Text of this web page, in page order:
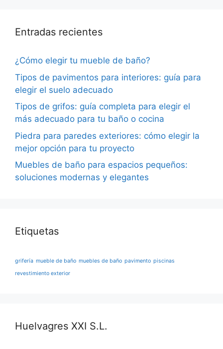
Entradas recientes
¿Cómo elegir tu mueble de baño?
Tipos de pavimentos para interiores: guía para
elegir el suelo adecuado
Tipos de grifos: guía completa para elegir el
más adecuado para tu baño o cocina
Piedra para paredes exteriores: cómo elegir la
mejor opción para tu proyecto
Muebles de baño para espacios pequeños:
soluciones modernas y elegantes
Etiquetas
grifería mueble de baño muebles de baño pavimento piscinas
revestimiento exterior
Huelvagres XXI S.L.